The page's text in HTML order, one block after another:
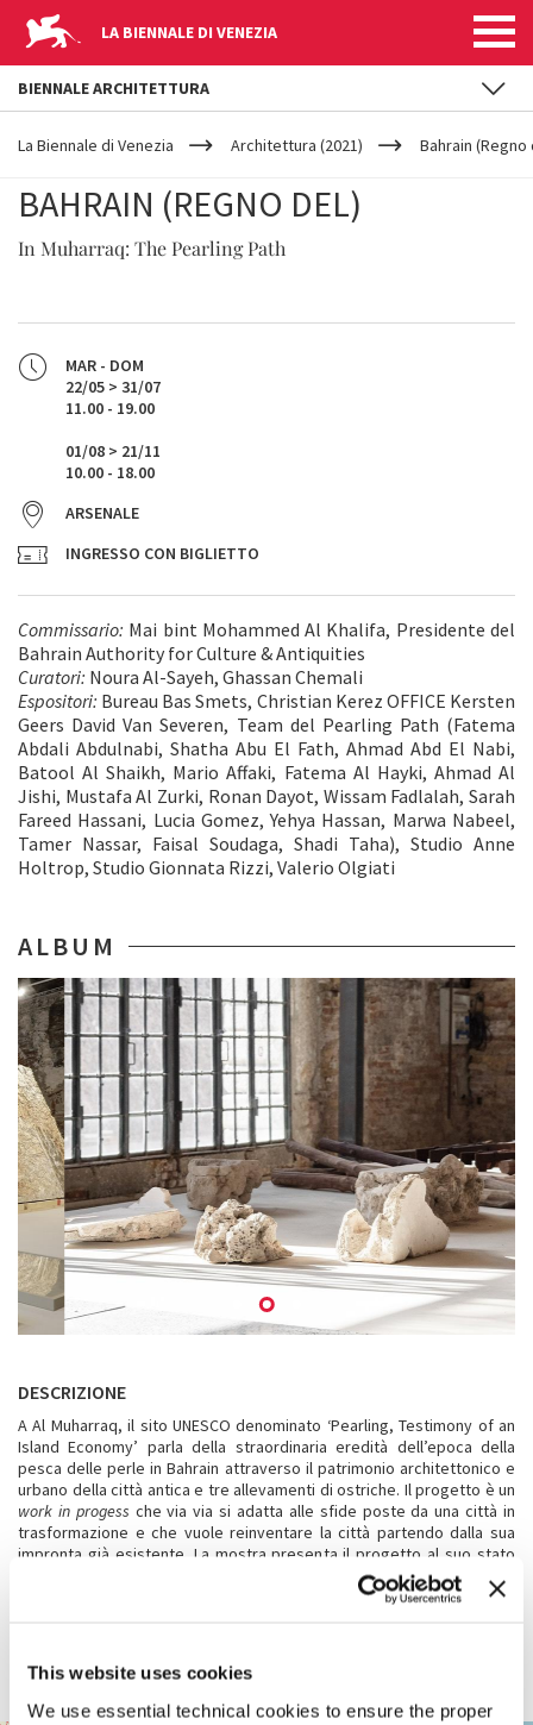
This website uses cookies
We use essential technical cookies to ensure the proper
LA BIENNALE DI VENEZIA
YOUR
ARE
La Biennale di Venezia Architettura (2021) Bahrain (Regno
BAHRAIN (REGNO DEL)
In Muharraq: The Pearling Path
MAR - DOM
22/05 > 31/07
11.00 - 19.00
01/08 > 21/11
10.00 - 18.00
ARSENALE
INGRESSO CON BIGLIETTO
Commissario: Mai bint Mohammed Al Khalifa, Presidente del
Bahrain Authority for Culture & Antiquities
Curatori: Noura Al-Sayeh, Ghassan Chemali
Espositori: Bureau Bas Smets, Christian Kerez OFFICE Kersten
Geers David Van Severen, Team del Pearling Path (Fatema
Abdali Abdulnabi, Shatha Abu El Fath, Ahmad Abd El Nabi,
Batool Al Shaikh, Mario Affaki, Fatema Al Hayki, Ahmad Al
Jishi, Mustafa Al Zurki, Ronan Dayot, Wissam Fadlalah, Sarah
Fareed Hassani, Lucia Gomez, Yehya Hassan, Marwa Nabeel,
Tamer Nassar, Faisal Soudaga, Shadi Taha), Studio Anne
Holtrop, Studio Gionnata Rizzi, Valerio Olgiati
ALBUM
DESCRIZIONE
A Al Muharraq, il sito UNESCO denominato ‘Pearling, Testimony of an
Island Economy’ parla della straordinaria eredità dell’epoca della
pesca delle perle in Bahrain attraverso il patrimonio architettonico e
urbano della città antica e tre allevamenti di ostriche. Il progetto è un
work in progess che via via si adatta alle sfide poste da una città in
trasformazione e che vuole reinventare la città partendo dalla sua
impronta già esistente. La mostra presenta il progetto al suo stato
attuale. Esplora le sfide affrontate nel far rinascere la memoria della
pesca delle perle, quale sfondo a un approccio di sviluppo culturale e
umani possano convivere in maniera sostenibile e generosa nella
città di oggi.
BIENNALE ARCHITETTURA